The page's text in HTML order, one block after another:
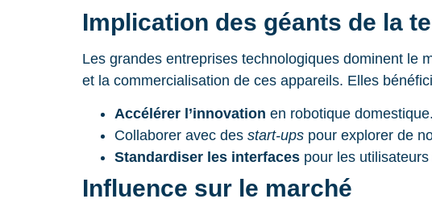
Implication des géants de la
Les grandes entreprises technologiques dominent le
et la commercialisation de ces appareils. Elles
Accélérer l’innovation en robotique domestique.
Collaborer avec des start-ups pour explorer de
Standardiser les interfaces pour les utilisateurs
Influence sur le marché